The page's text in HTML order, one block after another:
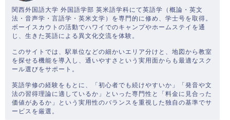
関西外国語大学 外国語学部 英米語学科にて英語学（概論・英文
法・音声学・言語学・英米文学）を専門的に修め、学士号を取得。
ボーイスカウトの活動でハワイでのキャンプやホームステイを通
じ、生きた英語による異文化交流を体験。
このサイトでは、駅単位などの細かいエリア分けと、地図から教室
を探せる機能を導入し、通いやすさという実用面からも最適なスク
ール選びをサポート。
英語学修の経験をもとに、「初心者でも続けやすいか」「発音や文
法の習得理論に適しているか」といった専門性と「料金に見合った
価値があるか」という実用性のバランスを重視した独自の基準でサ
ービスを厳選。